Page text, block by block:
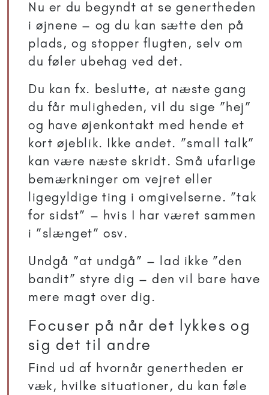
Nu er du begyndt at se genertheden
i øjnene – og du kan sætte den på
plads, og stopper flugten, selv om
du føler ubehag ved det.
Du kan fx. beslutte, at næste gang
du får muligheden, vil du sige ”hej”
og have øjenkontakt med hende et
kort øjeblik. Ikke andet. ”small talk”
kan være næste skridt. Små ufarlige
bemærkninger om vejret eller
ligegyldige ting i omgivelserne. ”tak
for sidst” – hvis I har været sammen
i ”slænget” osv.
Undgå ”at undgå” – lad ikke ”den
bandit” styre dig – den vil bare have
mere magt over dig.
Focuser på når det lykkes og
sig det til andre
Find ud af hvornår genertheden er
væk, hvilke situationer, du kan føle